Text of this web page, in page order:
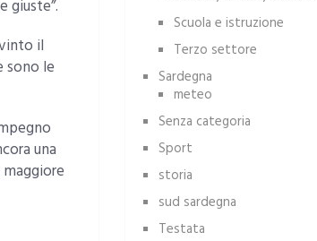
giuste”.
il
sono le
una
Scuola e istruzione
Terzo settore
Sardegna
meteo
Senza categoria
Sport
storia
sud sardegna
Testata